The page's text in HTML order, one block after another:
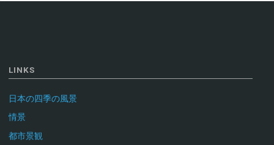
LINKS
日本の四季の風景
情景
都市景観